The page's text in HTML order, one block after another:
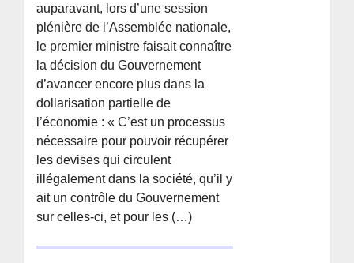
auparavant, lors d’une session
plénière de l’Assemblée nationale,
le premier ministre faisait connaître
la décision du Gouvernement
d’avancer encore plus dans la
dollarisation partielle de
l’économie : « C’est un processus
nécessaire pour pouvoir récupérer
les devises qui circulent
illégalement dans la société, qu’il y
ait un contrôle du Gouvernement
sur celles-ci, et pour les (…)